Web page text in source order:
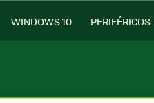
WINDOWS 10 PERIFÉRICOS